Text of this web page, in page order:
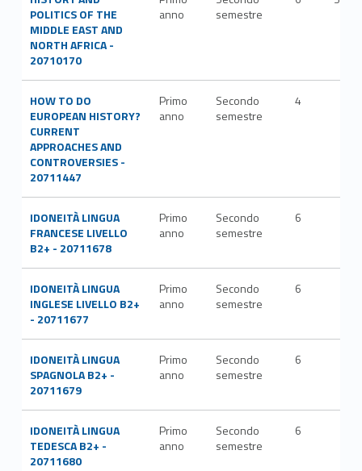
POLITICS OF THE
MIDDLE EAST AND
NORTH AFRICA -
20710170
anno
semestre
HOW TO DO
EUROPEAN HISTORY?
CURRENT
APPROACHES AND
CONTROVERSIES -
20711447
Primo
anno
Secondo
semestre
4
IDONEITÀ LINGUA
FRANCESE LIVELLO
B2+ - 20711678
Primo
anno
Secondo
semestre
6
IDONEITÀ LINGUA
INGLESE LIVELLO B2+
- 20711677
Primo
anno
Secondo
semestre
6
IDONEITÀ LINGUA
SPAGNOLA B2+ -
20711679
Primo
anno
Secondo
semestre
6
IDONEITÀ LINGUA
TEDESCA B2+ -
20711680
Primo
anno
Secondo
semestre
6